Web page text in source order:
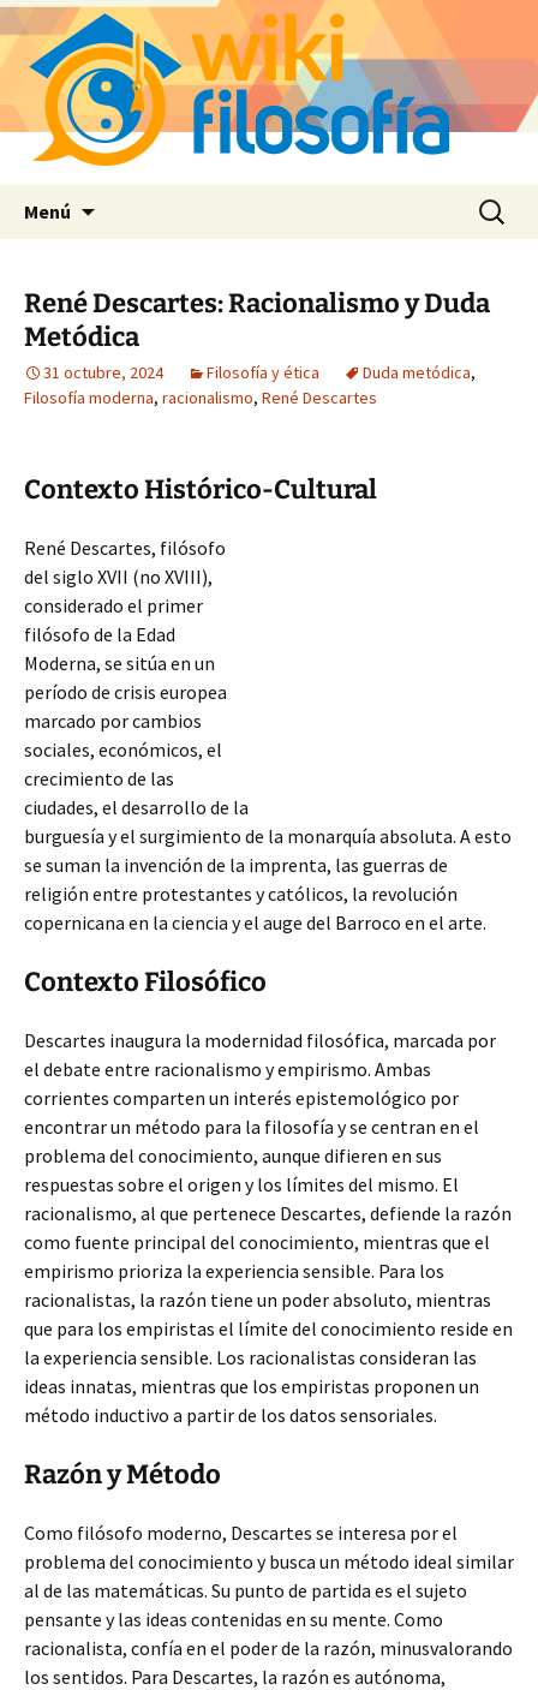
Menú Buscar:
René Descartes: Racionalismo y Duda
Metódica
31 octubre, 2024 Filosofía y ética Duda metódica,
Filosofía moderna, racionalismo, René Descartes
Contexto Histórico-Cultural
René Descartes, filósofo
del siglo XVII (no XVIII),
considerado el primer
filósofo de la Edad
Moderna, se sitúa en un
período de crisis europea
marcado por cambios
sociales, económicos, el
crecimiento de las
ciudades, el desarrollo de la
burguesía y el surgimiento de la monarquía absoluta. A esto
se suman la invención de la imprenta, las guerras de
religión entre protestantes y católicos, la revolución
copernicana en la ciencia y el auge del Barroco en el arte.
Contexto Filosófico
Descartes inaugura la modernidad filosófica, marcada por
el debate entre racionalismo y empirismo. Ambas
corrientes comparten un interés epistemológico por
encontrar un método para la filosofía y se centran en el
problema del conocimiento, aunque difieren en sus
respuestas sobre el origen y los límites del mismo. El
racionalismo, al que pertenece Descartes, defiende la razón
como fuente principal del conocimiento, mientras que el
empirismo prioriza la experiencia sensible. Para los
racionalistas, la razón tiene un poder absoluto, mientras
que para los empiristas el límite del conocimiento reside en
la experiencia sensible. Los racionalistas consideran las
ideas innatas, mientras que los empiristas proponen un
método inductivo a partir de los datos sensoriales.
Razón y Método
Como filósofo moderno, Descartes se interesa por el
problema del conocimiento y busca un método ideal similar
al de las matemáticas. Su punto de partida es el sujeto
pensante y las ideas contenidas en su mente. Como
racionalista, confía en el poder de la razón, minusvalorando
los sentidos. Para Descartes, la razón es autónoma,